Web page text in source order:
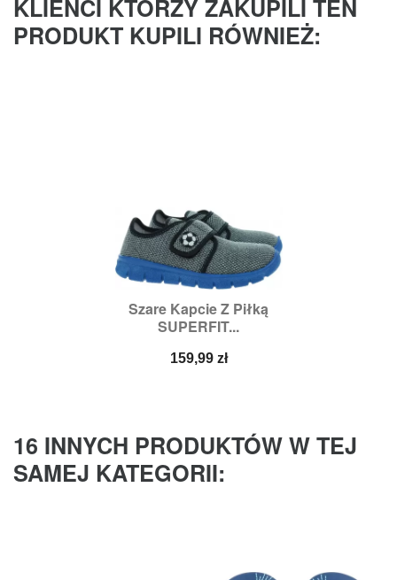
KLIENCI KTÓRZY ZAKUPILI TEN
PRODUKT KUPILI RÓWNIEŻ:
Szare Kapcie Z Piłką
SUPERFIT...
Cena
159,99 zł
16 INNYCH PRODUKTÓW W TEJ
SAMEJ KATEGORII: